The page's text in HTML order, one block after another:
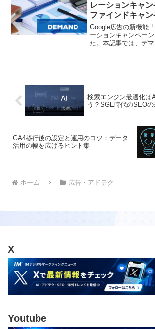
レーションキャ
ファインドキャ
と導入ポイント
Google広告の新機能
ーションキャンペー
た。本記事では、デマ
検索エンジン最適化は
う？SGE時代のSEOの
GA4移行後の設定と運用のコツ：データ
活用の幅を広げるヒント集
ホーム 広告・アドテク
X
Youtube